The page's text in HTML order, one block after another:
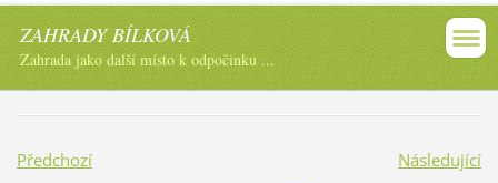
ZAHRADY BÍLKOVÁ
Zahrada jako další místo k odpočinku ...
Předchozí
Následující